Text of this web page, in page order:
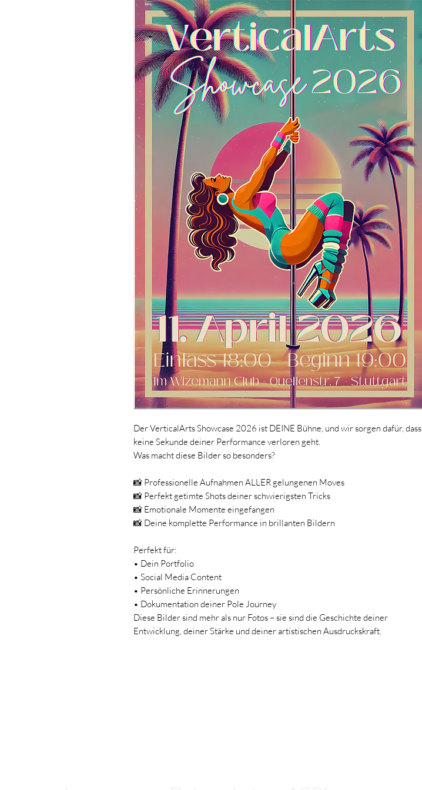
Der VerticalArts Showcase 2026 ist DEINE Bühne, und wir sorgen dafür, dass
keine Sekunde deiner Performance verloren geht.
Was macht diese Bilder so besonders?
📸 Professionelle Aufnahmen ALLER gelungenen Moves
📸 Perfekt getimte Shots deiner schwierigsten Tricks
📸 Emotionale Momente eingefangen
📸 Deine komplette Performance in brillanten Bildern
Perfekt für:
• Dein Portfolio
• Social Media Content
• Persönliche Erinnerungen
• Dokumentation deiner Pole Journey
Diese Bilder sind mehr als nur Fotos – sie sind die Geschichte deiner
Entwicklung, deiner Stärke und deiner artistischen Ausdruckskraft.